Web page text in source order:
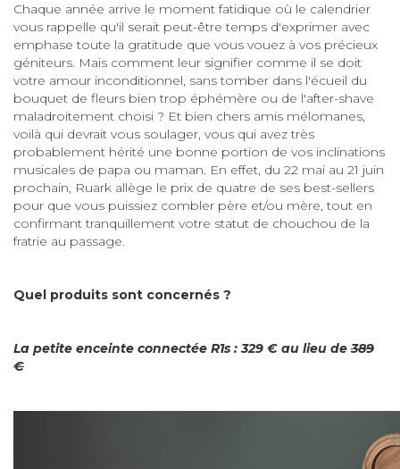
Chaque année arrive le moment fatidique où le calendrier
vous rappelle qu'il serait peut-être temps d'exprimer avec
emphase toute la gratitude que vous vouez à vos précieux
géniteurs. Mais comment leur signifier comme il se doit
votre amour inconditionnel, sans tomber dans l'écueil du
bouquet de fleurs bien trop éphémère ou de l'after-shave
maladroitement choisi ? Et bien chers amis mélomanes,
voilà qui devrait vous soulager, vous qui avez très
probablement hérité une bonne portion de vos inclinations
musicales de papa ou maman. En effet, du 22 mai au 21 juin
prochain, Ruark allège le prix de quatre de ses best-sellers
pour que vous puissiez combler père et/ou mère, tout en
confirmant tranquillement votre statut de chouchou de la
fratrie au passage.
Quel produits sont concernés ?
La petite enceinte connectée R1s : 329 € au lieu de389
€